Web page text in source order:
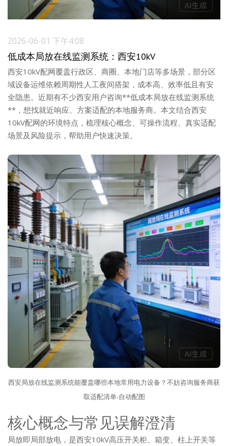
2026-06-01 下午4:08
低成本局放在线监测系统：西安10kV
西安10kV配网覆盖行政区、商圈、本地门店等多场景，部分区
域设备运维依赖周期性人工夜间搭架，成本高、效率低且有安
全隐患。近期有不少西安用户咨询**低成本局放在线监测系统
**，想找就近响应、方案适配的本地服务商。本文结合西安
10kV配网的环境特点，梳理核心概念、可操作流程、真实适配
场景及风险提示，帮助用户快速决策。
西安局放在线监测系统能覆盖哪些本地常用电力设备？不妨咨询服务商获
取适配清单-自动配图
核心概念与常见误解澄清
局放即局部放电，是西安10kV高压开关柜、箱变、柱上开关等